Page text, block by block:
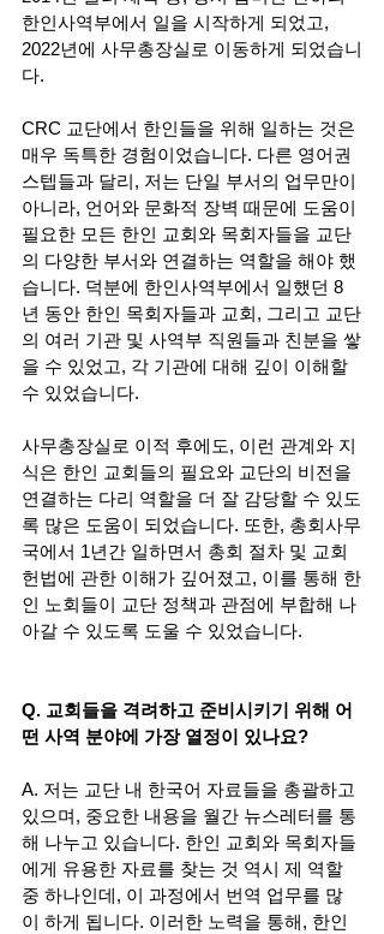
한인사역부에서 일을 시작하게 되었고,
2022년에 사무총장실로 이동하게 되었습니
다.
CRC 교단에서 한인들을 위해 일하는 것은
매우 독특한 경험이었습니다. 다른 영어권
스텝들과 달리, 저는 단일 부서의 업무만이
아니라, 언어와 문화적 장벽 때문에 도움이
필요한 모든 한인 교회와 목회자들을 교단
의 다양한 부서와 연결하는 역할을 해야 했
습니다. 덕분에 한인사역부에서 일했던 8
년 동안 한인 목회자들과 교회, 그리고 교단
의 여러 기관 및 사역부 직원들과 친분을 쌓
을 수 있었고, 각 기관에 대해 깊이 이해할
수 있었습니다.
사무총장실로 이적 후에도, 이런 관계와 지
식은 한인 교회들의 필요와 교단의 비전을
연결하는 다리 역할을 더 잘 감당할 수 있도
록 많은 도움이 되었습니다. 또한, 총회사무
국에서 1년간 일하면서 총회 절차 및 교회
헌법에 관한 이해가 깊어졌고, 이를 통해 한
인 노회들이 교단 정책과 관점에 부합해 나
아갈 수 있도록 도울 수 있었습니다.
Q. 교회들을 격려하고 준비시키기 위해 어
떤 사역 분야에 가장 열정이 있나요?
A. 저는 교단 내 한국어 자료들을 총괄하고
있으며, 중요한 내용을 월간 뉴스레터를 통
해 나누고 있습니다. 한인 교회와 목회자들
에게 유용한 자료를 찾는 것 역시 제 역할
중 하나인데, 이 과정에서 번역 업무를 많
이 하게 됩니다. 이러한 노력을 통해, 한인